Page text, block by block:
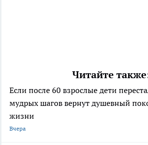
Читайте
Если после 60 взрослые дети
мудрых шагов вернут душевный
жизни
Вчера